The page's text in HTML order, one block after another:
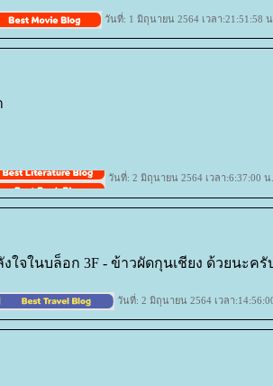
วันที่: 1 มิถุนายน 2564 เวลา:21:51:58
วันที่: 2 มิถุนายน 2564 เวลา:6:37:00 น.
จในบล็อก 3F - ข้าวผัดกุนเชียง ด้วยนะครั
วันที่: 2 มิถุนายน 2564 เวลา